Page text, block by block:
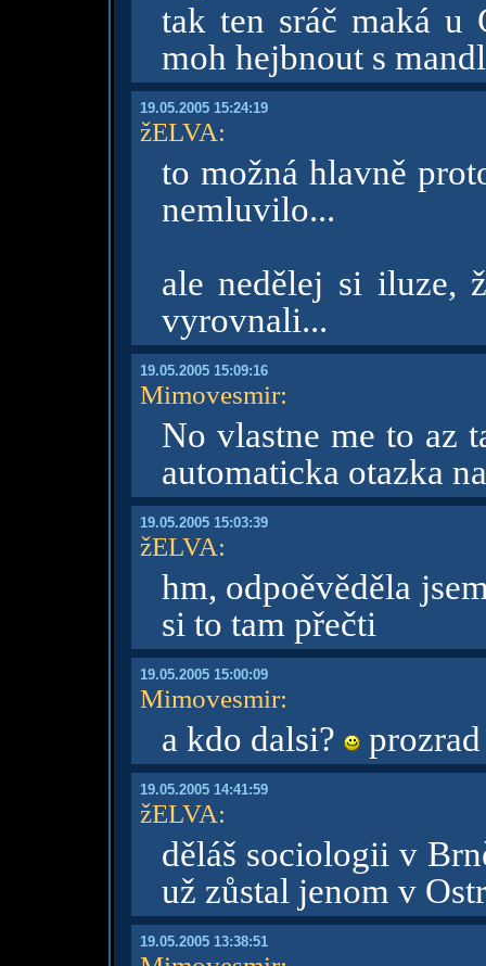
tak ten sráč maká u
moh hejbnout s
19.05.2005 15:24:19
žELVA:
to možná hlavně
nemluvilo...
ale nedělej si iluze,
vyrovnali...
19.05.2005 15:09:16
Mimovesmir:
No vlastne me to az
automaticka otazka
19.05.2005 15:03:39
žELVA:
hm, odpoěvěděla
si to tam přečti
19.05.2005 15:00:09
Mimovesmir:
a kdo dalsi?
19.05.2005 14:41:59
žELVA:
děláš sociologii v
už zůstal jenom v
19.05.2005 13:38:51